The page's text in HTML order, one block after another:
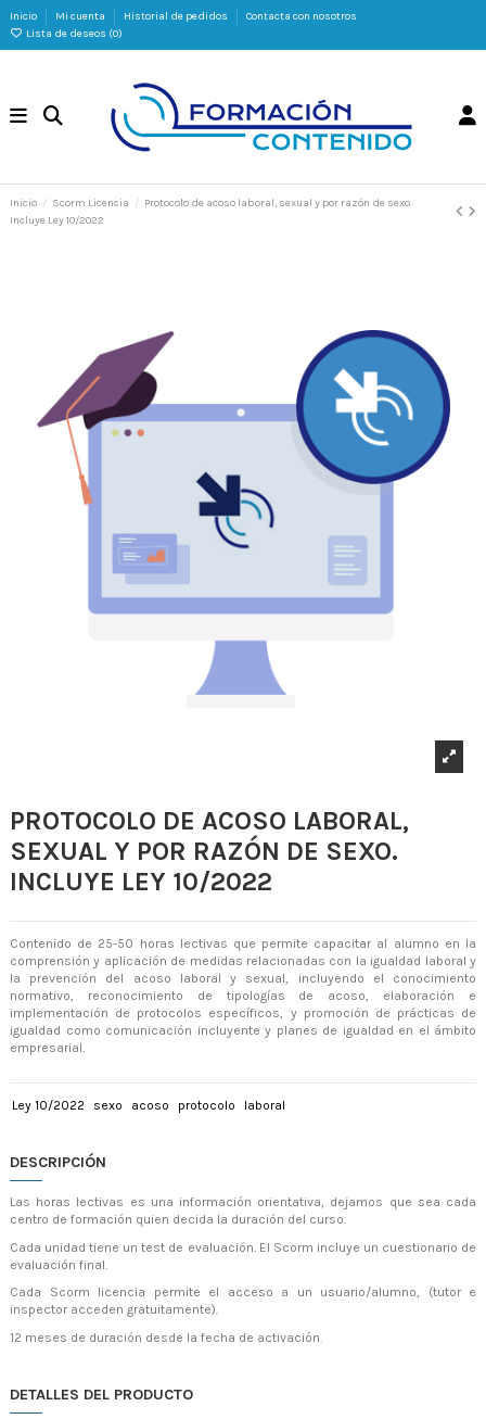
Inicio Mi cuenta Historial de pedidos
Contacta con nosotros
Lista de deseos (0)
Inicio Scorm Licencia
Protocolo de acoso laboral, sexual y por razón de sexo.
Incluye Ley 10/2022
PROTOCOLO DE ACOSO LABORAL,
SEXUAL Y POR RAZÓN DE SEXO.
INCLUYE LEY 10/2022
Contenido de 25-50 horas lectivas que permite capacitar al alumno en la
comprensión y aplicación de medidas relacionadas con la igualdad laboral y
la prevención del acoso laboral y sexual, incluyendo el conocimiento
normativo, reconocimiento de tipologías de acoso, elaboración e
implementación de protocolos específicos, y promoción de prácticas de
igualdad como comunicación incluyente y planes de igualdad en el ámbito
empresarial.
Ley 10/2022 sexo acoso protocolo laboral
DESCRIPCIÓN
Las horas lectivas es una información orientativa, dejamos que sea cada
centro de formación quien decida la duración del curso.
Cada unidad tiene un test de evaluación. El Scorm incluye un cuestionario de
evaluación final.
Cada Scorm licencia permite el acceso a un usuario/alumno, (tutor e
inspector acceden gratuitamente).
12 meses de duración desde la fecha de activación.
DETALLES DEL PRODUCTO